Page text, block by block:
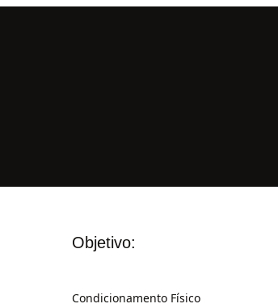
Objetivo:
Condicionamento Físico